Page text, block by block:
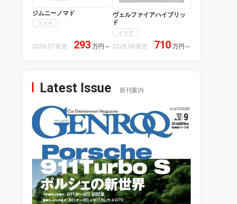
ジムニーノマド
スズキ
2026.07発売 293 万円 ～
ヴェルファイアハイブリッ
ド
トヨタ
2026.06発売 710 万円 ～
Latest Issue 新刊案内